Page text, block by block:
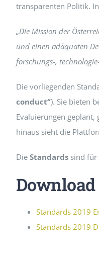
transparenten Politik.
„Die Mission der
und einen adäquaten
forschungs-,
Die vorliegenden
conduct“). Sie bieten
Evaluierungen
hinaus sieht die
Die Standards sind für
Standards 2019
Standards 2019